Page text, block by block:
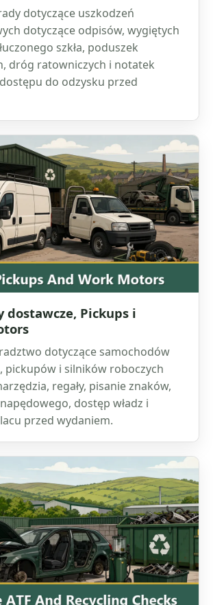
dotyczące uszkodzeń
dotyczące odpisów, wygiętych
szkła, poduszek
dróg ratowniczych i notatek
do odzysku przed
dostawcze, Pickups i
dotyczące samochodów
pickupów i silników roboczych
regały, pisanie znaków,
dostęp władz i
przed wydaniem.